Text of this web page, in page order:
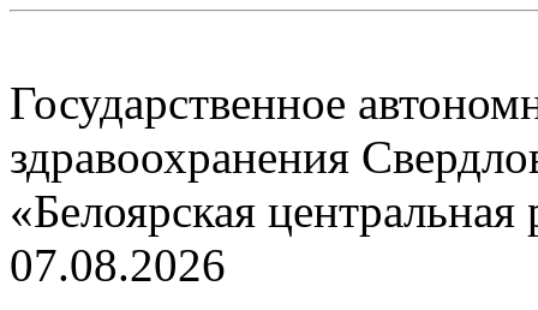
Государственное
здравоохранения
«Белоярская
07.08.2026